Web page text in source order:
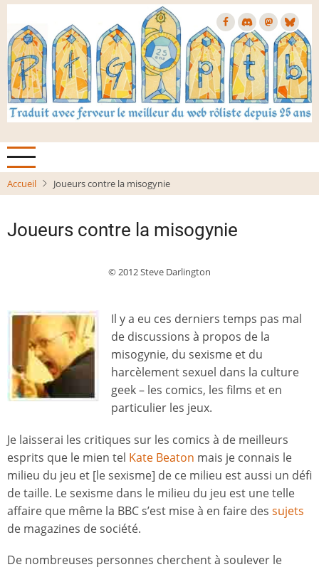
Aller
contenu
principal
Accueil Joueurs contre la misogynie
Joueurs contre la misogynie
© 2012 Steve Darlington
Il y a eu ces derniers temps pas mal
de discussions à propos de la
misogynie, du sexisme et du
harcèlement sexuel dans la culture
geek – les comics, les films et en
particulier les jeux.
Je laisserai les critiques sur les comics à de meilleurs
esprits que le mien tel Kate Beaton mais je connais le
milieu du jeu et [le sexisme] de ce milieu est aussi un défi
de taille. Le sexisme dans le milieu du jeu est une telle
affaire que même la BBC s’est mise à en faire des sujets
de magazines de société.
De nombreuses personnes cherchent à soulever le